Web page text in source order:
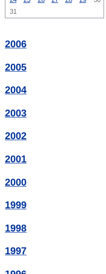
31
2006
2005
2004
2003
2002
2001
2000
1999
1998
1997